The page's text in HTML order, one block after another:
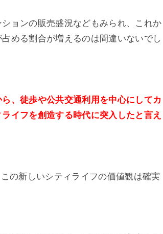
ョンの販売盛況などもみられ、これか
める割合が増えるのは間違いないでし
、徒歩や公共交通利用を中心にしてカ
イフを創造する時代に突入したと言え
の新しいシティライフの価値観は確実